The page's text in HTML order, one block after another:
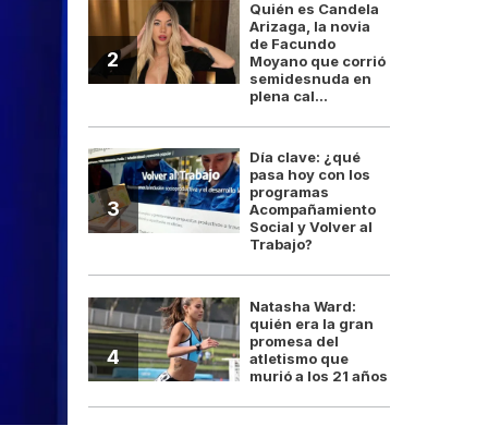
2
Quién es Candela
Arizaga, la novia
de Facundo
Moyano que corrió
semidesnuda en
plena cal...
3
Día clave: ¿qué
pasa hoy con los
programas
Acompañamiento
Social y Volver al
Trabajo?
4
Natasha Ward:
quién era la gran
promesa del
atletismo que
murió a los 21 años